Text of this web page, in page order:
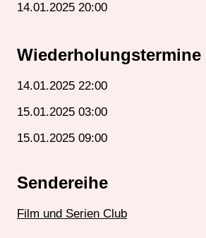
14.01.2025 20:00
Wiederholungstermine
14.01.2025 22:00
15.01.2025 03:00
15.01.2025 09:00
Sendereihe
Film und Serien Club